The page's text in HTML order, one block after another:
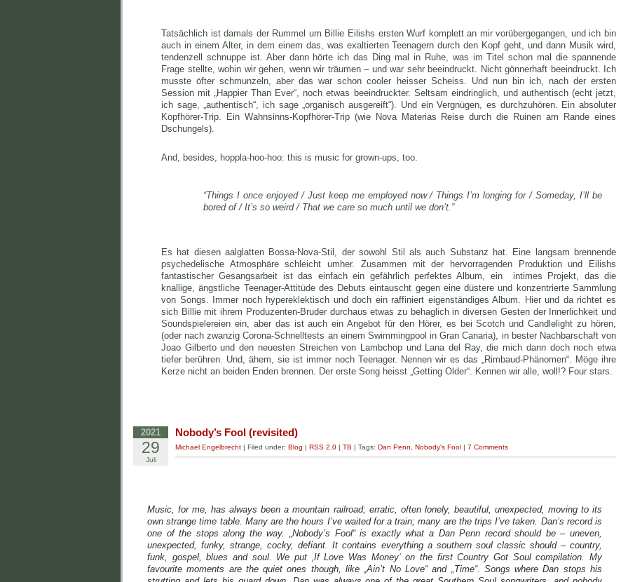
Tatsächlich ist damals der Rummel um Billie Eilishs ersten Wurf komplett an mir vorübergegangen, und ich bin
auch in einem Alter, in dem einem das, was exaltierten Teenagern durch den Kopf geht, und dann Musik wird,
tendenzell schnuppe ist. Aber dann hörte ich das Ding mal in Ruhe, was im Titel schon mal die spannende
Frage stellte, wohin wir gehen, wenn wir träumen – und war sehr beeindruckt. Nicht gönnerhaft beeindruckt. Ich
musste öfter schmunzeln, aber das war schon cooler heisser Scheiss. Und nun bin ich, nach der ersten
Session mit „Happier Than Ever“, noch etwas beeindruckter. Seltsam eindringlich, und authentisch (echt jetzt,
ich sage, „authentisch“, ich sage „organisch ausgereift“). Und ein Vergnügen, es durchzuhören. Ein absoluter
Kopfhörer-Trip. Ein Wahnsinns-Kopfhörer-Trip (wie Nova Materias Reise durch die Ruinen am Rande eines
Dschungels).
And, besides, hoppla-hoo-hoo: this is music for grown-ups, too.
“Things I once enjoyed / Just keep me employed now / Things I’m longing for / Someday, I’ll be
bored of / It’s so weird / That we care so much until we don’t.”
Es hat diesen aalglatten Bossa-Nova-Stil, der sowohl Stil als auch Substanz hat. Eine langsam brennende
psychedelische Atmosphäre schleicht umher. Zusammen mit der hervorragenden Produktion und Eilishs
fantastischer Gesangsarbeit ist das einfach ein gefährlich perfektes Album, ein
intimes Projekt, das die
knallige, ängstliche Teenager-Attitüde des Debuts eintauscht gegen eine düstere und konzentrierte Sammlung
von Songs. Immer noch hypereklektisch und doch ein raffiniert eigenständiges Album. Hier und da richtet es
sich Billie mit ihrem Produzenten-Bruder durchaus etwas zu behaglich in diversen Gesten der Innerlichkeit und
Soundspielereien ein, aber das ist auch ein Angebot für den Hörer, es bei Scotch und Candlelight zu hören,
(oder nach zwanzig Corona-Schnelltests an einem Swimmingpool in Gran Canaria), in bester Nachbarschaft von
Joao Gilberto und den neuesten Streichen von Lambchop und Lana del Ray, die mich dann doch noch etwa
tiefer berühren. Und, ähem, sie ist immer noch Teenager. Nennen wir es das „Rimbaud-Phänomen“. Möge ihre
Kerze nicht an beiden Enden brennen. Der erste Song heisst „Getting Older“. Kennen wir alle, woll!? Four stars.
2021
29
Juli
Nobody’s Fool (revisited)
Michael Engelbrecht | Filed under: Blog | RSS 2.0 | TB | Tags: Dan Penn Nobody's Fool | 7 Comments
Music, for me, has always been a mountain railroad; erratic, often lonely, beautiful, unexpected, moving to its
own strange time table. Many are the hours I’ve waited for a train; many are the trips I’ve taken. Dan’s record is
one of the stops along the way. „Nobody’s Fool“ is exactly what a Dan Penn record should be – uneven,
unexpected, funky, strange, cocky, defiant. It contains everything a southern soul classic should – country,
funk, gospel, blues and soul. We put ‚If Love Was Money‘ on the first Country Got Soul compilation. My
favourite moments are the quiet ones though, like „Ain’t No Love“ and „Time“. Songs where Dan stops his